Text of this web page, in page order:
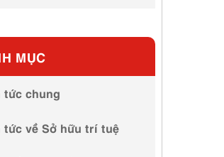
MỤC
tức chung
tức về Sở hữu trí tuệ